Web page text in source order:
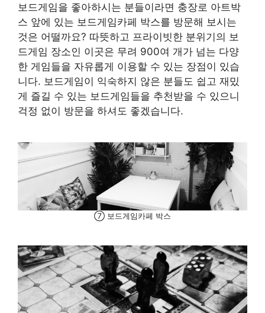
보드게임을 좋아하시는 분들이라면 충장로 아트박
스 앞에 있는 보드게임카페 박스를 방문해 보시는
것은 어떨까요? 따뜻하고 프라이빗한 분위기의 보
드게임 장소인 이곳은 무려 900여 개가 넘는 다양
한 게임들을 자유롭게 이용할 수 있는 장점이 있습
니다. 보드게임이 익숙하지 않은 분들도 쉽고 재밌
게 즐길 수 있는 보드게임들을 추천받을 수 있으니
걱정 없이 방문을 하셔도 좋겠습니다.
⑦ 보드게임카페 박스